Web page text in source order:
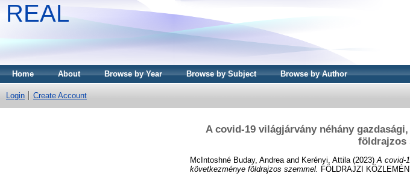
REAL
Home About Browse by Year Browse by Subject Browse by Author
Login Create Account
A covid-19 világjárvány néhány
földrajzos
McIntoshné Buday, Andrea and Kerényi, Attila (2023) A covid-
következménye földrajzos szemmel. FÖLDRAJZI